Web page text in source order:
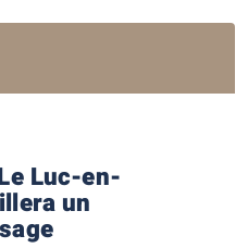
Luc-en-
un